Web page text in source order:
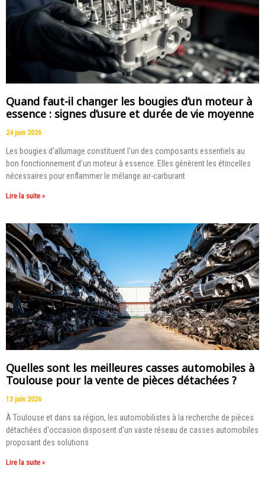
Quand faut-il changer les bougies d’un moteur à
essence : signes d’usure et durée de vie moyenne
24 juin 2026
Les bougies d'allumage constituent l'un des composants essentiels au
bon fonctionnement d'un moteur à essence. Elles génèrent les étincelles
nécessaires pour enflammer le mélange air-carburant
Lire la suite »
Quelles sont les meilleures casses automobiles à
Toulouse pour la vente de pièces détachées ?
13 juin 2026
À Toulouse et dans sa région, les automobilistes à la recherche de pièces
détachées d'occasion disposent d'un vaste réseau de casses automobiles
proposant des solutions
Lire la suite »